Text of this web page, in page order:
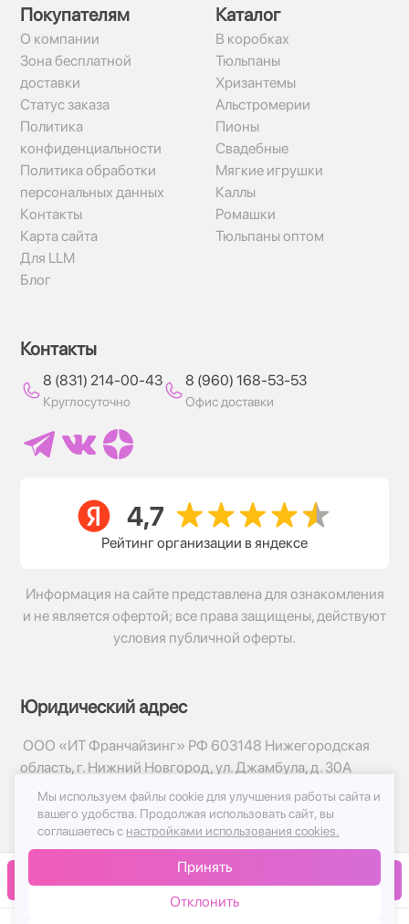
В корзину
Покупателям
О компании
Зона бесплатной
доставки
Статус заказа
Политика
конфиденциальности
Политика обработки
персональных данных
Контакты
Карта сайта
Для LLM
Блог
Каталог
В коробках
Тюльпаны
Хризантемы
Альстромерии
Пионы
Свадебные
Мягкие игрушки
Каллы
Ромашки
Тюльпаны оптом
Контакты
8 (831) 214-00-43
Круглосуточно
8 (960) 168-53-53
Офис доставки
Рейтинг организации в яндексе
Информация на сайте представлена для ознакомления
и не является офертой; все права защищены, действуют
условия публичной оферты.
Юридический адрес
ООО «ИТ Франчайзинг» РФ 603148 Нижегородская
область, г. Нижний Новгород, ул. Джамбула, д. 30А
© 2017-2026г, База Цветов 24.ру
Политика конфиденциальности
Публичная оферта
Мы используем файлы cookie для улучшения работы сайта и
вашего удобства. Продолжая использовать сайт, вы
соглашаетесь с настройками использования cookies.
Принять
Отклонить